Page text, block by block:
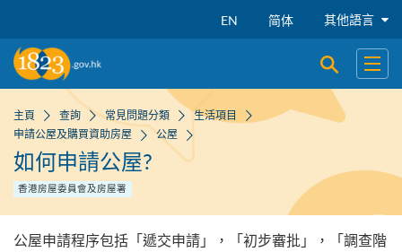
EN 简体 其他語言
開啟搜尋
開啟
主頁 查詢 常見問題分類
生活項目
申請公屋及購買資助房屋
公屋
如何申請公屋?
香港房屋委員會及房屋署
公屋申請程序包括「遞交申請」，「初步審批」，「調查階